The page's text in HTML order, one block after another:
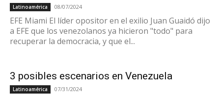
Latinoamérica 08/07/2024
EFE Miami El líder opositor en el exilio Juan Guaidó dijo
a EFE que los venezolanos ya hicieron "todo" para
recuperar la democracia, y que el...
3 posibles escenarios en Venezuela
Latinoamérica 07/31/2024